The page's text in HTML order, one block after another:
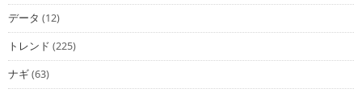
データ (12)
トレンド (225)
ナギ(63)